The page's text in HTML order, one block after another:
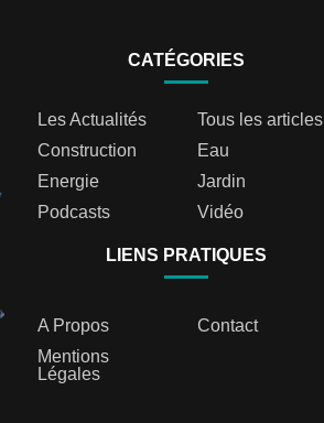
CATÉGORIES
Les Actualités
Tous les articles
Construction
Eau
Energie
Jardin
Podcasts
Vidéo
LIENS PRATIQUES
A Propos
Contact
Mentions
Légales